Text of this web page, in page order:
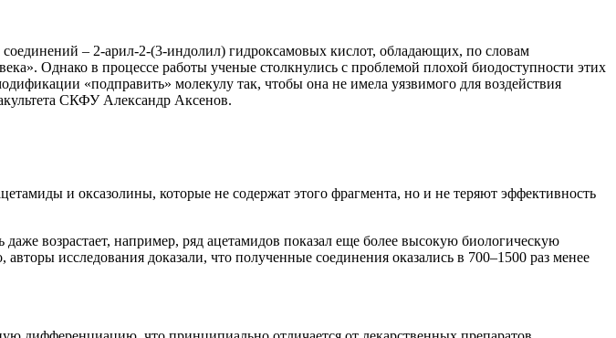
– 2-арил-2-(3-индолил) гидроксамовых кислот, обладающих, по словам
Однако в процессе работы ученые столкнулись с проблемой плохой биодоступности этих
«подправить» молекулу так, чтобы она не имела уязвимого для воздействия
СКФУ Александр Аксенов.
и оксазолины, которые не содержат этого фрагмента, но и не теряют эффективность
возрастает, например, ряд ацетамидов показал еще более высокую биологическую
исследования доказали, что полученные соединения оказались в 700–1500 раз менее